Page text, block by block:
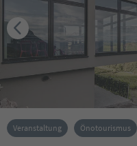
Veranstaltung Önotourismus